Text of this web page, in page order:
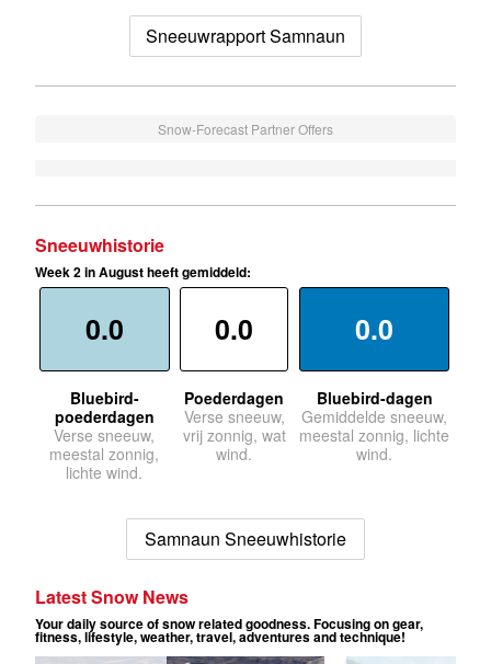
Sneeuwrapport Samnaun
Snow-Forecast Partner Offers
Sneeuwhistorie
Week 2 in August heeft gemiddeld:
0.0
Bluebird-
poederdagen
Verse sneeuw,
meestal zonnig,
lichte wind.
0.0
Poederdagen
Verse sneeuw,
vrij zonnig, wat
wind.
0.0
Bluebird-dagen
Gemiddelde sneeuw,
meestal zonnig, lichte
wind.
Samnaun Sneeuwhistorie